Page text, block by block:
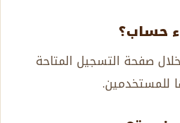
حساب؟
صفحة التسجيل المتاحة
للمستخدمين.